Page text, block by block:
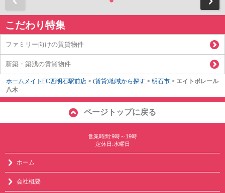
こだわり特集
ファミリー向けの賃貸物件
新築・築浅の賃貸物件
ホームメイトFC西明石駅前店 > (賃貸)地域から探す > 明石市 > エイトポレール
八木
ページトップに戻る
営業時間:9時～19時
定休日:水曜日
ホーム
会社概要